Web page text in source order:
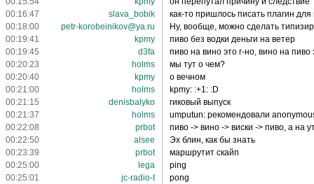
00:16:47
slava_bobik
как-то пришлось писать плагин
00:18:00
petr-korobeinikov@ya.ru
Ну, вообще, можно сделать
00:19:41
kpmy
пиво без водки деньги на ветер
00:19:45
d3fa
пиво на вино это г-но, вино на пиво
00:20:23
holms
мы тут о чем?
00:20:40
kpmy
о вечном
00:21:00
holms
kpmy: :+1: :D
00:21:15
denisbalyko
гиковый выпуск
00:21:37
holms
umputun: рекомендовали
00:22:08
prbot
пиво -> вино -> виски -> пиво, а на
00:22:50
alsee
Эх блин, как бы знать
00:23:39
prbot
маршрутит скайп
00:25:00
lega
ping
00:25:01
jc-radio-t pong